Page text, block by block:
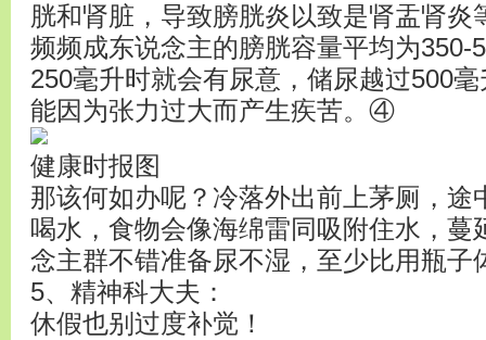
胱和肾脏，导致膀胱炎以致是肾盂肾炎
频频成东说念主的膀胱容量平均为350-
250毫升时就会有尿意，储尿越过500
能因为张力过大而产生疾苦。④
健康时报图
那该何如办呢？冷落外出前上茅厕，途
喝水，食物会像海绵雷同吸附住水，蔓
念主群不错准备尿不湿，至少比用瓶
5、精神科大夫：
休假也别过度补觉！